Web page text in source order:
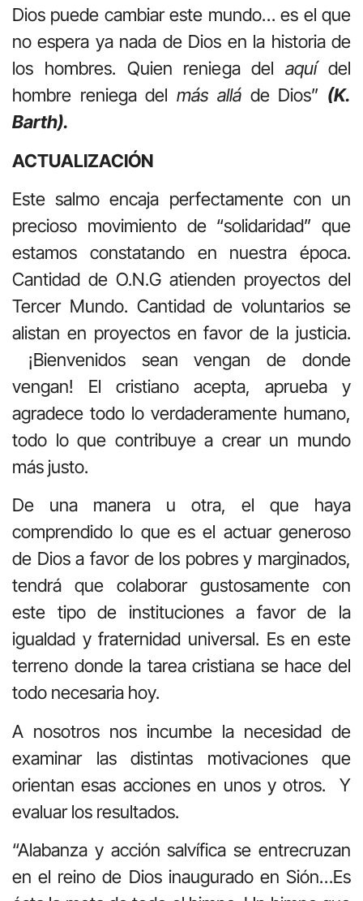
Dios puede cambiar este mundo… es el que
no espera ya nada de Dios en la historia de
los hombres. Quien reniega delaquídel
hombre reniega delmás allá de Dios” (K.
Barth).
ACTUALIZACIÓN
Este salmo encaja perfectamente con un
precioso movimiento de “solidaridad” que
estamos constatando en nuestra época.
Cantidad de O.N.G atienden proyectos del
Tercer Mundo. Cantidad de voluntarios se
alistan en proyectos en favor de la justicia.
¡Bienvenidos sean vengan de donde
vengan! El cristiano acepta, aprueba y
agradece todo lo verdaderamente humano,
todo lo que contribuye a crear un mundo
más justo.
De una manera u otra, el que haya
comprendido lo que es el actuar generoso
de Dios a favor de los pobres y marginados,
tendrá que colaborar gustosamente con
este tipo de instituciones a favor de la
igualdad y fraternidad universal. Es en este
terreno donde la tarea cristiana se hace del
todo necesaria hoy.
A nosotros nos incumbe la necesidad de
examinar las distintas motivaciones que
orientan esas acciones en unos y otros. Y
evaluar los resultados.
“Alabanza y acción salvífica se entrecruzan
en el reino de Dios inaugurado en Sión…Es